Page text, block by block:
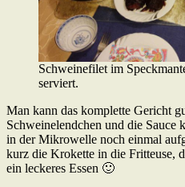
Schweinefilet im
serviert.
Man kann das komplette Gericht
Schweinelendchen und die Sauce
in der Mikrowelle noch einmal
kurz die Krokette in die Fritteuse,
ein leckeres Essen 🙂